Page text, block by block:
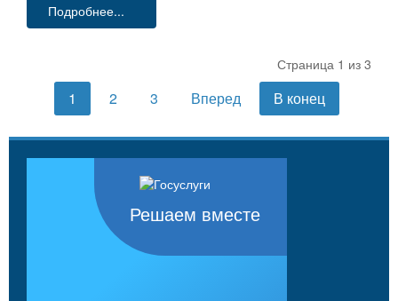
Подробнее...
Страница 1 из 3
1 2 3 Вперед В конец
Решаем вместе